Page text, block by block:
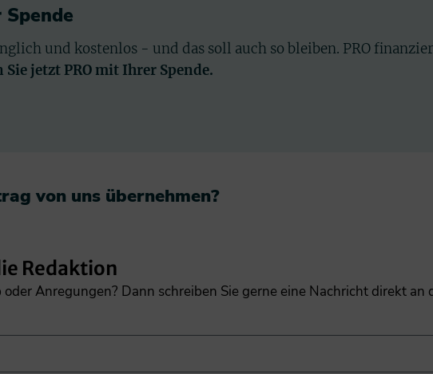
und kostenlos - und das soll auch so bleiben. PRO
jetzt PRO mit Ihrer Spende.
von uns übernehmen?​
Redaktion
oder Anregungen? Dann schreiben Sie gerne eine Nachricht direkt an